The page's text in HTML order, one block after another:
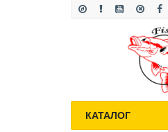
КАТАЛОГ